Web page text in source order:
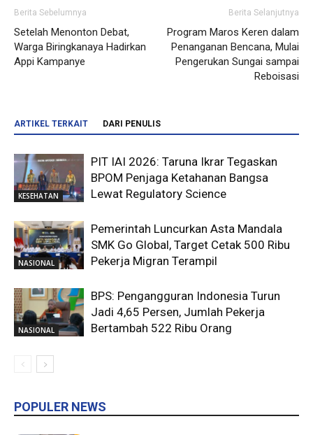
Berita Sebelumnya
Setelah Menonton Debat,
Warga Biringkanaya Hadirkan
Appi Kampanye
Berita Selanjutnya
Program Maros Keren dalam
Penanganan Bencana, Mulai
Pengerukan Sungai sampai
Reboisasi
ARTIKEL TERKAIT DARI PENULIS
KESEHATAN
PIT IAI 2026: Taruna Ikrar Tegaskan
BPOM Penjaga Ketahanan Bangsa
Lewat Regulatory Science
NASIONAL
Pemerintah Luncurkan Asta Mandala
SMK Go Global, Target Cetak 500 Ribu
Pekerja Migran Terampil
NASIONAL
BPS: Pengangguran Indonesia Turun
Jadi 4,65 Persen, Jumlah Pekerja
Bertambah 522 Ribu Orang
POPULER NEWS